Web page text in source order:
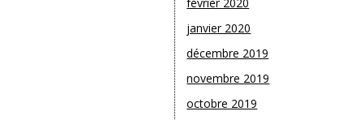
janvier 2020
décembre 2019
novembre 2019
octobre 2019